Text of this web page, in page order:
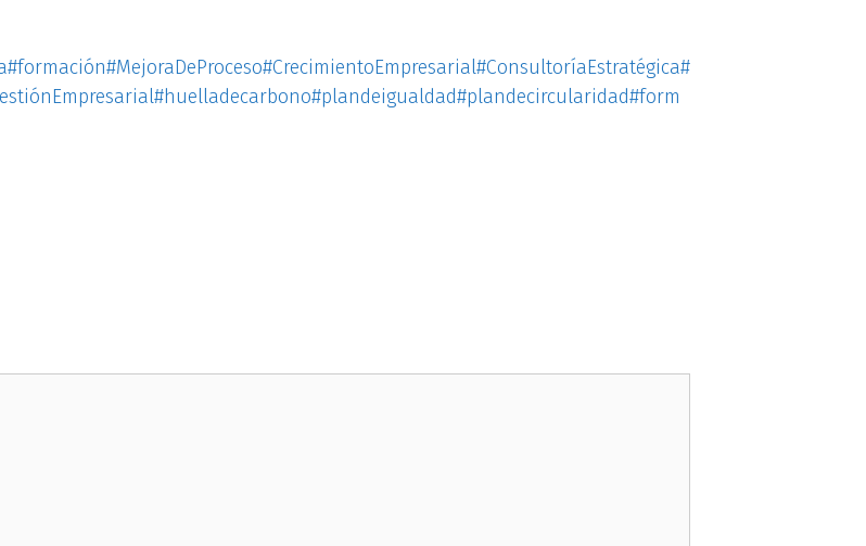
#formación#MejoraDeProceso#CrecimientoEmpresarial#ConsultoríaEstratégica#
#huelladecarbono#plandeigualdad#plandecircularidad#form